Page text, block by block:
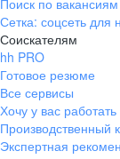
Поиск по
Сетка: соцсеть для
Соискателям
hh PRO
Готовое резюме
Все сервисы
Хочу у вас работать
Производственный
Экспертная